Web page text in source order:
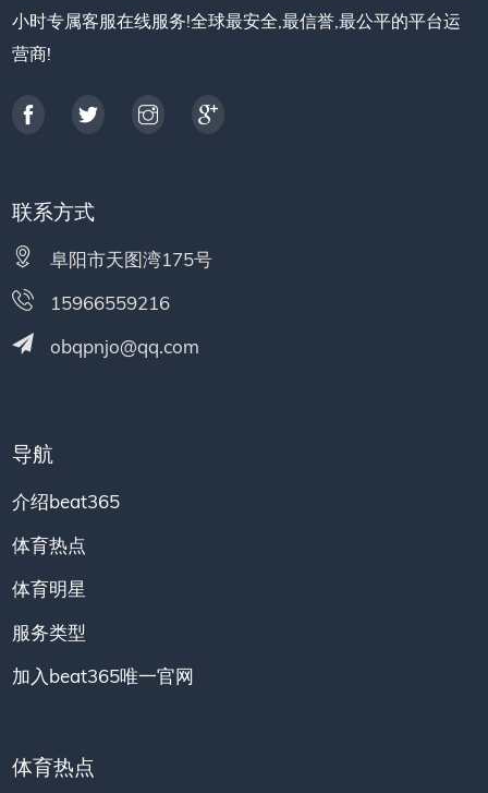
小时专属客服在线服务!全球最安全,最信誉,最公平的平台运
营商!
联系方式
阜阳市天图湾175号
15966559216
obqpnjo@qq.com
导航
介绍beat365
体育热点
体育明星
服务类型
加入beat365唯一官网
体育热点